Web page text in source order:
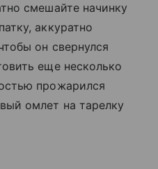
смешайте начинку
аккуратно
он свернулся
еще несколько
прожарился
омлет на тарелку